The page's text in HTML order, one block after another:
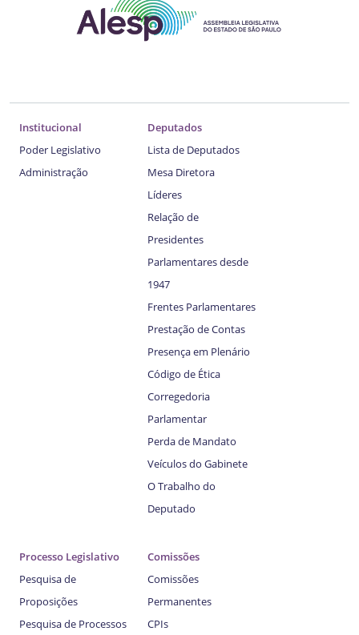
Institucional
Poder Legislativo
Administração
Deputados
Lista de Deputados
Mesa Diretora
Líderes
Relação de
Presidentes
Parlamentares desde
1947
Frentes Parlamentares
Prestação de Contas
Presença em Plenário
Código de Ética
Corregedoria
Parlamentar
Perda de Mandato
Veículos do Gabinete
O Trabalho do
Deputado
Processo Legislativo
Pesquisa de
Proposições
Pesquisa de Processos
Comissões
Comissões
Permanentes
CPIs